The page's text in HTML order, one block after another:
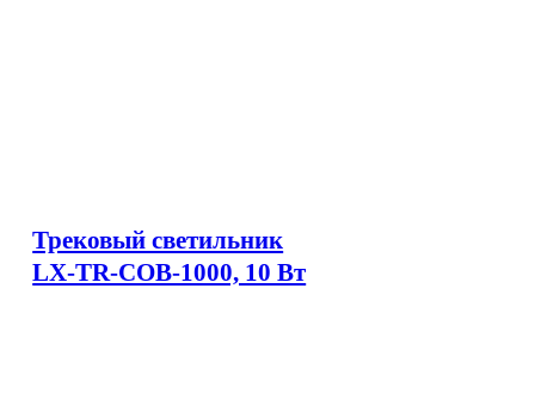
Трековый светильник
LX-TR-COB-1000, 10 Вт